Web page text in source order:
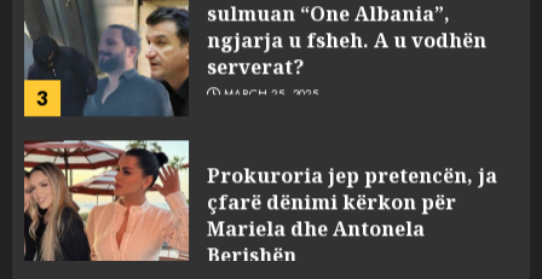
serverat?
MARCH 25, 2025
4
Mariela dhe Antonela
Berishën
MARCH 25, 2025